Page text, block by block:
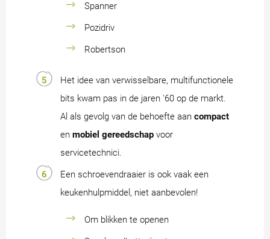
Spanner
Pozidriv
Robertson
Het idee van verwisselbare, multifunctionele
bits kwam pas in de jaren '60 op de markt.
Al als gevolg van de behoefte aan compact
en mobiel gereedschap voor
servicetechnici.
Een schroevendraaier is ook vaak een
keukenhulpmiddel, niet aanbevolen!
Om blikken te openen